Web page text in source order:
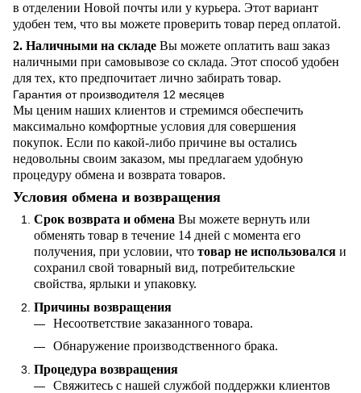
в отделении Новой почты или у курьера. Этот вариант
удобен тем, что вы можете проверить товар перед оплатой.
2. Наличными на складе Вы можете оплатить ваш заказ
наличными при самовывозе со склада. Этот способ удобен
для тех, кто предпочитает лично забирать товар.
Гарантия от производителя 12 месяцев
Мы ценим наших клиентов и стремимся обеспечить
максимально комфортные условия для совершения
покупок. Если по какой-либо причине вы остались
недовольны своим заказом, мы предлагаем удобную
процедуру обмена и возврата товаров.
Условия обмена и возвращения
Срок возврата и обмена Вы можете вернуть или
обменять товар в течение 14 дней с момента его
получения, при условии, что товар не использовался и
сохранил свой товарный вид, потребительские
свойства, ярлыки и упаковку.
Причины возвращения
Несоответствие заказанного товара.
Обнаружение производственного брака.
Процедура возвращения
Свяжитесь с нашей службой поддержки клиентов